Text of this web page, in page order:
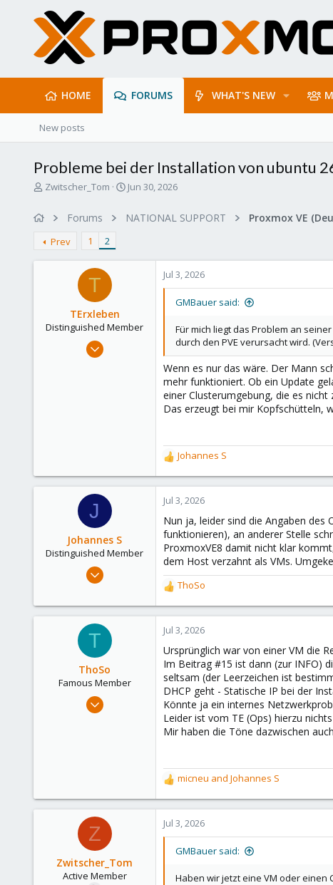
HOME FORUMS WHAT'S NEW
New posts
Probleme bei der Installation von ubuntu
T
a
s
e
Zwitscher_Tom
S
a
r
a
Jun 30, 2026
Forums NATIONAL SUPPORT Proxmox VE
Prev 1 2
T
TErxleben
Distinguished Member
Oct 20, 2008
Jul 3, 2026
GMBauer said:
Für mich liegt das Problem an
durch den PVE verursacht wird.
Wenn es nur das wäre. Der Mann
mehr funktioniert. Ob ein Update
einer Clusterumgebung, die es
Das erzeugt bei mir Kopfschütteln,
R
e
a
c
i
o
n
s
:
Johannes S
J
Johannes S
Distinguished Member
Sep 7, 2024
2,323
Jul 3, 2026
Nun ja, leider sind die Angaben des
funktionieren), an anderer Stelle
ProxmoxVE8 damit nicht klar
dem Host verzahnt als VMs.
R
e
a
c
i
o
n
s
:
ThoSo
T
ThoSo
Famous Member
Apr 14, 2024
Jul 3, 2026
Ursprünglich war von einer VM die
Im Beitrag #15 ist dann (zur INFO)
seltsam (der Leerzeichen ist
DHCP geht - Statische IP bei der
Könnte ja ein internes
Leider ist vom TE (Ops) hierzu
Mir haben die Töne dazwischen
R
e
a
c
t
micneu and Johannes S
Z
Zwitscher_Tom
Active Member
Jul 3, 2026
GMBauer said:
Haben wir jetzt eine VM oder einen